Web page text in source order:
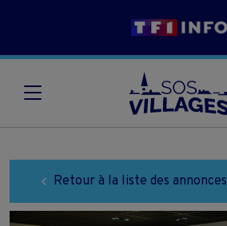
Retour à la liste des annonces